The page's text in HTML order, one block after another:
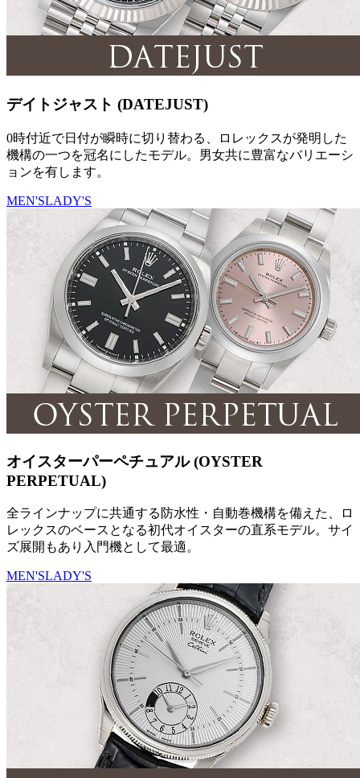
デイトジャスト (DATEJUST)
0時付近で日付が瞬時に切り替わる、ロレックスが発明した
機構の一つを冠名にしたモデル。男女共に豊富なバリエーシ
ョンを有します。
MEN'SLADY'S
オイスターパーペチュアル (OYSTER
PERPETUAL)
全ラインナップに共通する防水性・自動巻機構を備えた、ロ
レックスのベースとなる初代オイスターの直系モデル。サイ
ズ展開もあり入門機として最適。
MEN'SLADY'S